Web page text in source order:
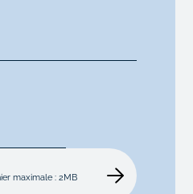
maximale : 2MB